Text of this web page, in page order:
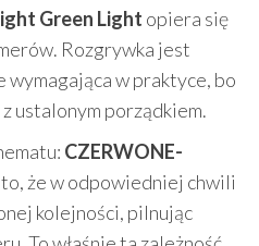
Green Light opiera się
Rozgrywka jest
wymagająca w praktyce, bo
ustalonym porządkiem.
CZERWONE-
to, że w odpowiedniej chwili
kolejności, pilnując